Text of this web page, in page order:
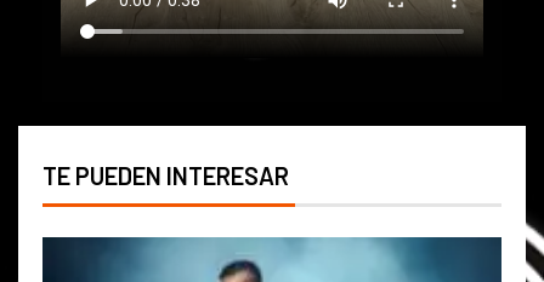
TE PUEDEN INTERESAR